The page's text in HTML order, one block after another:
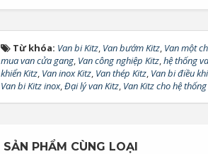
Từ khóa: Van bi Kitz, Van bướm Kitz, Van một
mua van cửa gang, Van công nghiệp Kitz,hệ thống
khiển Kitz, Van inox Kitz, Van thép Kitz, Van bi điều
Van bi Kitz inox,Đại lý van Kitz, Van Kitz cho hệ thống
SẢN PHẨM CÙNG LOẠI